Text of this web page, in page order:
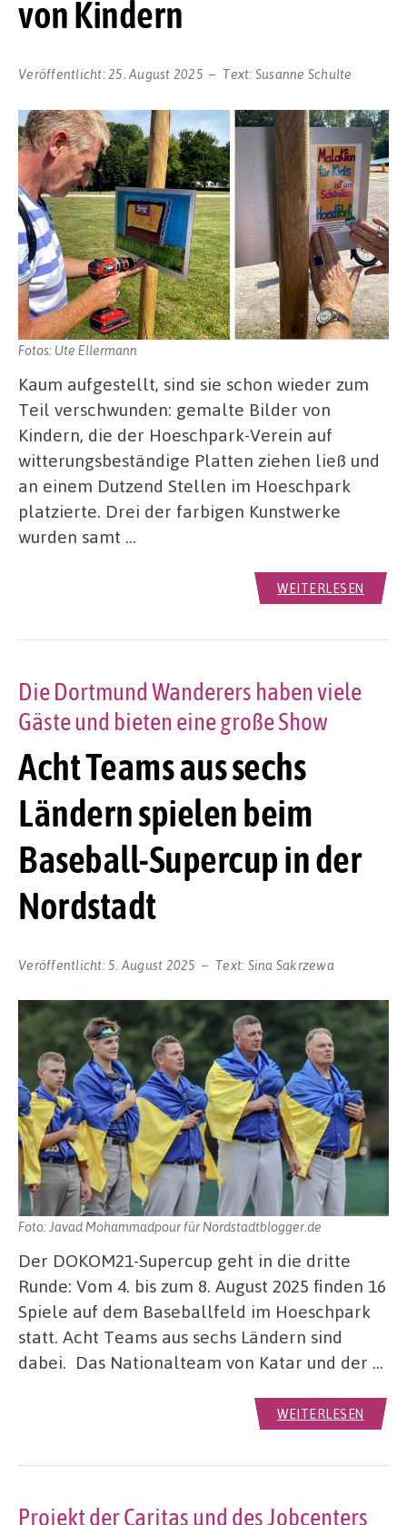
von Kindern
Veröffentlicht:25. August 2025 Text: Susanne Schulte
Fotos: Ute Ellermann
Kaum aufgestellt, sind sie schon wieder zum
Teil verschwunden: gemalte Bilder von
Kindern, die der Hoeschpark-Verein auf
witterungsbeständige Platten ziehen ließ und
an einem Dutzend Stellen im Hoeschpark
platzierte. Drei der farbigen Kunstwerke
wurden samt …
WEITERLESEN
Acht Teams aus sechs
Ländern spielen beim
Baseball-Supercup in der
Nordstadt
Die Dortmund Wanderers haben viele
Gäste und bieten eine große Show
Veröffentlicht:5. August 2025 Text: Sina Sakrzewa
Foto: Javad Mohammadpour für Nordstadtblogger.de
Der DOKOM21-Supercup geht in die dritte
Runde: Vom 4. bis zum 8. August 2025 finden 16
Spiele auf dem Baseballfeld im Hoeschpark
statt. Acht Teams aus sechs Ländern sind
dabei. Das Nationalteam von Katar und der …
WEITERLESEN
Projekt der Caritas und des Jobcenters